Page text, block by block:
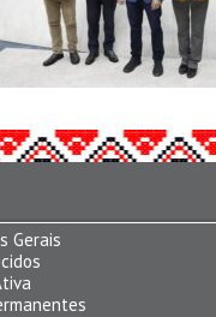
Gerais